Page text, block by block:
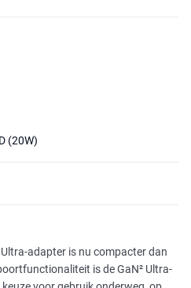
(20W)
Ultra-adapter is nu compacter dan
is de GaN² Ultra-